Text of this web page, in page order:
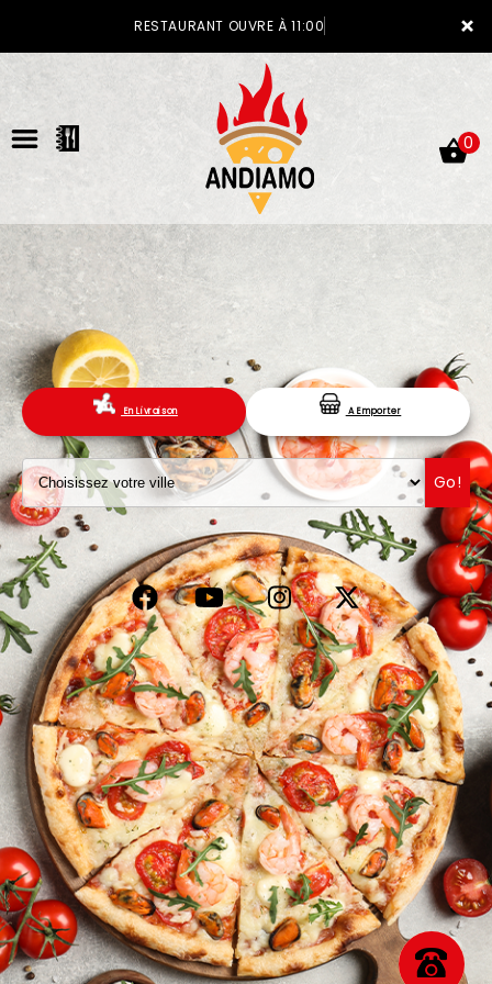
×
RESTAURANT OUVRE À 11:00
ACCUEIL
LA CARTE
VOTRE COMPTE
NOTRE RESTAURANT
VOS AVIS
MENTIONS LÉGALES
C.G.V
0
En Livraison A Emporter
Go!